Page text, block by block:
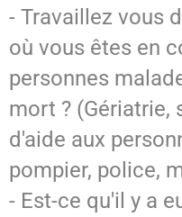
- Travaillez vous
où vous êtes en
personnes
mort ? (Gériatrie,
d'aide aux
pompier, police,
- Est-ce qu'il y a